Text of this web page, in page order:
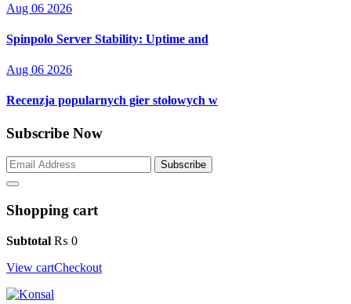
Aug 06 2026
Spinpolo Server Stability: Uptime and
Aug 06 2026
Recenzja popularnych gier stołowych w
Subscribe Now
Subscribe
Shopping cart
Subtotal ₨ 0
View cartCheckout